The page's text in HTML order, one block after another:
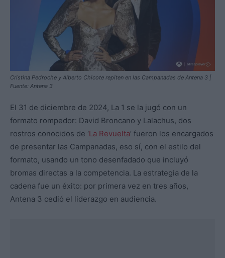
Cristina Pedroche y Alberto Chicote repiten en las Campanadas de Antena 3 |
Fuente: Antena 3
El 31 de diciembre de 2024, La 1 se la jugó con un
formato rompedor: David Broncano y Lalachus, dos
rostros conocidos de ‘La Revuelta’ fueron los encargados
de presentar las Campanadas, eso sí, con el estilo del
formato, usando un tono desenfadado que incluyó
bromas directas a la competencia. La estrategia de la
cadena fue un éxito: por primera vez en tres años,
Antena 3 cedió el liderazgo en audiencia.